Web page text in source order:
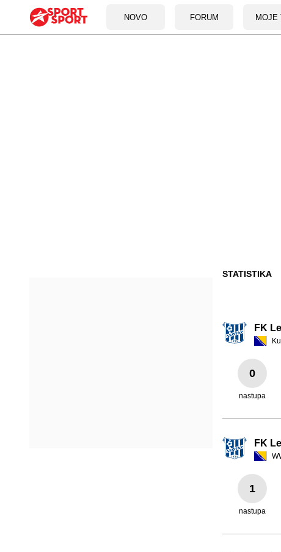
NOVO FORUM MOJE
STATISTIKA
FK
0
nastupa
FK
1
nastupa